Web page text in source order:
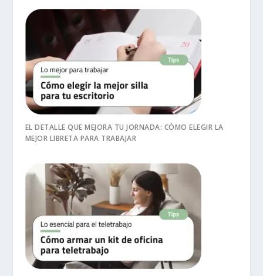
EL DETALLE QUE MEJORA TU JORNADA: CÓMO ELEGIR LA
MEJOR LIBRETA PARA TRABAJAR